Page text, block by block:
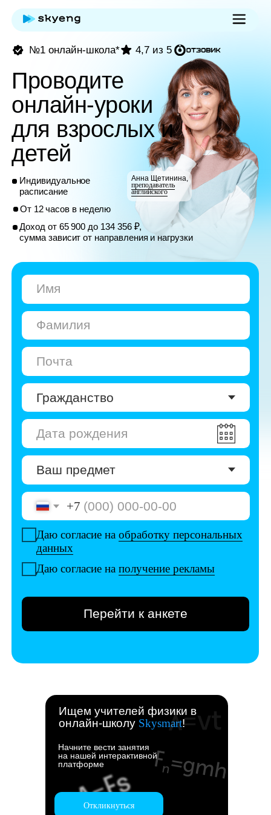
Индивидуальное
расписание
От 12 часов в неделю
Доход от 65 900 до 134 356 ₽,
сумма зависит от направления и нагрузки
4,7 из 5
Проводите
онлайн-уроки
для взрослых и
детей
Даю согласие наобработку персональных
Даю согласие наполучение рекламы
Перейти к анкете
Анна Щетинина,
преподаватель
Ищем учителей физики в
онлайн-школу Skysmart!
Начните вести занятия
на нашей интерактивной
платформе
Откликнуться